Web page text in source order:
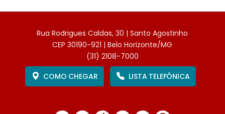
Rua Rodrigues Caldas, 30 | Santo Agostinho
CEP 30190-921 | Belo Horizonte/MG
(31) 2108-7000
COMO CHEGAR
LISTA TELEFÔNICA